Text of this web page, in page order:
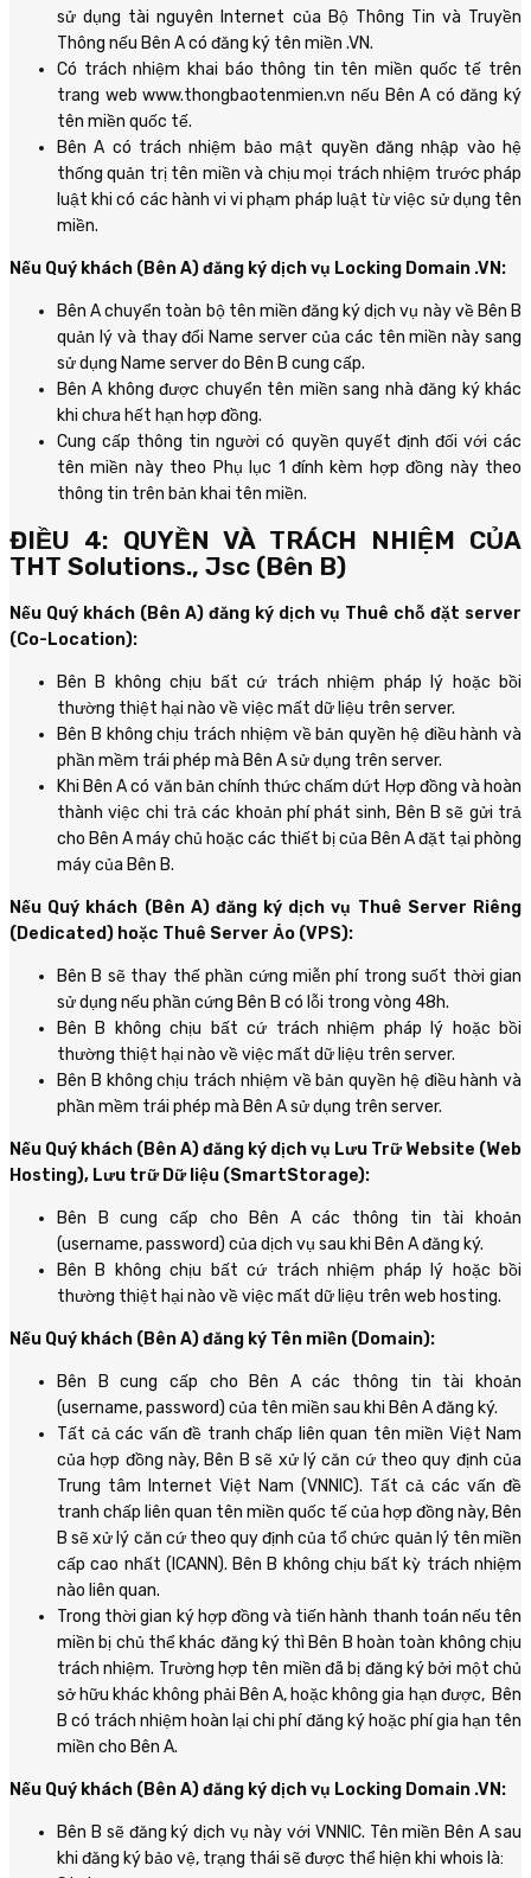
sử dụng tài nguyên Internet của Bộ Thông Tin và Truyền
Thông nếu Bên A có đăng ký tên miền .VN.
Có trách nhiệm khai báo thông tin tên miền quốc tế trên
trang web www.thongbaotenmien.vn nếu Bên A có đăng ký
tên miền quốc tế.
Bên A có trách nhiệm bảo mật quyền đăng nhập vào hệ
thống quản trị tên miền và chịu mọi trách nhiệm trước pháp
luật khi có các hành vi vi phạm pháp luật từ việc sử dụng tên
miền.
Nếu Quý khách (Bên A) đăng ký dịch vụ Locking Domain .VN:
Bên A chuyển toàn bộ tên miền đăng ký dịch vụ này về Bên B
quản lý và thay đổi Name server của các tên miền này sang
sử dụng Name server do Bên B cung cấp.
Bên A không được chuyển tên miền sang nhà đăng ký khác
khi chưa hết hạn hợp đồng.
Cung cấp thông tin người có quyền quyết định đối với các
tên miền này theo Phụ lục 1 đính kèm hợp đồng này theo
thông tin trên bản khai tên miền.
ĐIỀU 4: QUYỀN VÀ TRÁCH NHIỆM CỦA
THT Solutions., Jsc (Bên B)
Nếu Quý khách (Bên A) đăng ký dịch vụ Thuê chỗ đặt server
(Co-Location):
Bên B không chịu bất cứ trách nhiệm pháp lý hoặc bồi
thường thiệt hại nào về việc mất dữ liệu trên server.
Bên B không chịu trách nhiệm về bản quyền hệ điều hành và
phần mềm trái phép mà Bên A sử dụng trên server.
Khi Bên A có văn bản chính thức chấm dứt Hợp đồng và hoàn
thành việc chi trả các khoản phí phát sinh, Bên B sẽ gửi trả
cho Bên A máy chủ hoặc các thiết bị của Bên A đặt tại phòng
máy của Bên B.
Nếu Quý khách (Bên A) đăng ký dịch vụ Thuê Server Riêng
(Dedicated) hoặc Thuê Server Ảo (VPS):
Bên B sẽ thay thế phần cứng miễn phí trong suốt thời gian
sử dụng nếu phần cứng Bên B có lỗi trong vòng 48h.
Bên B không chịu bất cứ trách nhiệm pháp lý hoặc bồi
thường thiệt hại nào về việc mất dữ liệu trên server.
Bên B không chịu trách nhiệm về bản quyền hệ điều hành và
phần mềm trái phép mà Bên A sử dụng trên server.
Nếu Quý khách (Bên A) đăng ký dịch vụ Lưu Trữ Website (Web
Hosting), Lưu trữ Dữ liệu (SmartStorage):
Bên B cung cấp cho Bên A các thông tin tài khoản
(username, password) của dịch vụ sau khi Bên A đăng ký.
Bên B không chịu bất cứ trách nhiệm pháp lý hoặc bồi
thường thiệt hại nào về việc mất dữ liệu trên web hosting.
Nếu Quý khách (Bên A) đăng ký Tên miền (Domain):
Bên B cung cấp cho Bên A các thông tin tài khoản
(username, password) của tên miền sau khi Bên A đăng ký.
Tất cả các vấn đề tranh chấp liên quan tên miền Việt Nam
của hợp đồng này, Bên B sẽ xử lý căn cứ theo quy định của
Trung tâm Internet Việt Nam (VNNIC). Tất cả các vấn đề
tranh chấp liên quan tên miền quốc tế của hợp đồng này, Bên
B sẽ xử lý căn cứ theo quy định của tổ chức quản lý tên miền
cấp cao nhất (ICANN). Bên B không chịu bất kỳ trách nhiệm
nào liên quan.
Trong thời gian ký hợp đồng và tiến hành thanh toán nếu tên
miền bị chủ thể khác đăng ký thì Bên B hoàn toàn không chịu
trách nhiệm. Trường hợp tên miền đã bị đăng ký bởi một chủ
sở hữu khác không phải Bên A, hoặc không gia hạn được, Bên
B có trách nhiệm hoàn lại chi phí đăng ký hoặc phí gia hạn tên
miền cho Bên A.
Nếu Quý khách (Bên A) đăng ký dịch vụ Locking Domain .VN:
Bên B sẽ đăng ký dịch vụ này với VNNIC. Tên miền Bên A sau
khi đăng ký bảo vệ, trạng thái sẽ được thể hiện khi whois là: